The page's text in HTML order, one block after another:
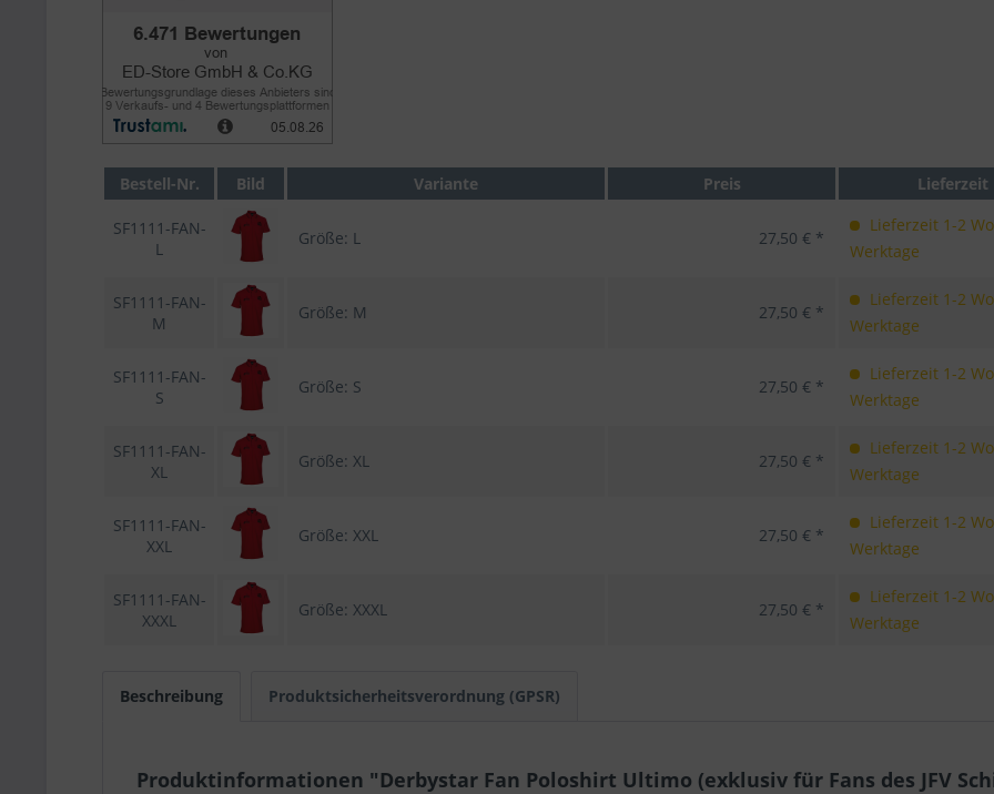
Bestell-Nr. Bild Variante Preis Lieferzeit
SF1111-FAN-
L
Größe: L 27,50 € *
Lieferzeit 1-2
Werktage
SF1111-FAN-
M
Größe: M 27,50 € *
Lieferzeit 1-2
Werktage
SF1111-FAN-
S
Größe: S 27,50 € *
Lieferzeit 1-2
Werktage
SF1111-FAN-
XL
Größe: XL 27,50 € *
Lieferzeit 1-2
Werktage
SF1111-FAN-
XXL
Größe: XXL 27,50 € *
Lieferzeit 1-2
Werktage
SF1111-FAN-
XXXL
Größe: XXXL 27,50 € *
Lieferzeit 1-2
Werktage
Beschreibung Produktsicherheitsverordnung (GPSR)
Produktinformationen "Derbystar Fan Poloshirt Ultimo (exklusiv für Fans des JFV